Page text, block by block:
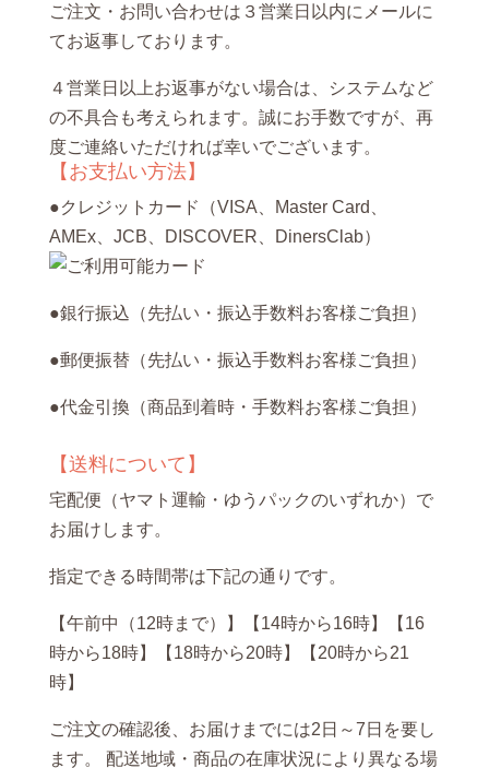
ご注文・お問い合わせは３営業日以内にメールに
てお返事しております。
４営業日以上お返事がない場合は、システムなど
の不具合も考えられます。誠にお手数ですが、再
度ご連絡いただければ幸いでございます。
【お支払い方法】
●クレジットカード（VISA、Master Card、
AMEx、JCB、DISCOVER、DinersClab）
●銀行振込（先払い・振込手数料お客様ご負担）
●郵便振替（先払い・振込手数料お客様ご負担）
●代金引換（商品到着時・手数料お客様ご負担）
【送料について】
宅配便（ヤマト運輸・ゆうパックのいずれか）で
お届けします。
指定できる時間帯は下記の通りです。
【午前中（12時まで）】【14時から16時】【16
時から18時】【18時から20時】【20時から21
時】
ご注文の確認後、お届けまでには2日～7日を要し
ます。 配送地域・商品の在庫状況により異なる場